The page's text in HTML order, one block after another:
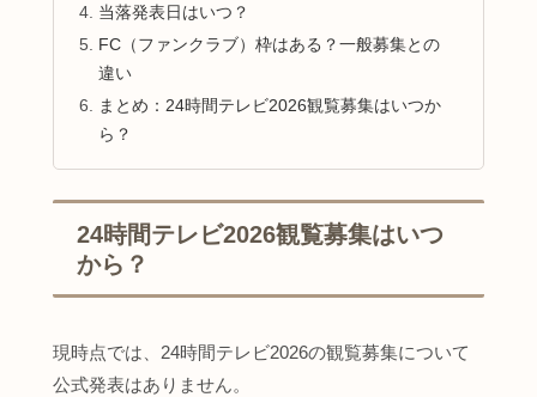
当落発表日はいつ？
FC（ファンクラブ）枠はある？一般募集との
違い
まとめ：24時間テレビ2026観覧募集はいつか
ら？
24時間テレビ2026観覧募集はいつ
から？
現時点では、24時間テレビ2026の観覧募集について
公式発表はありません。